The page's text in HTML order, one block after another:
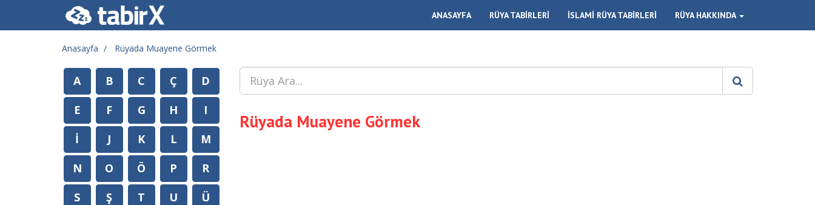
ANASAYFA RÜYA TABİRLERİ İSLAMİ RÜYA TABİRLERİ RÜYA HAKKINDA
Anasayfa Rüyada Muayene Görmek
Rüyada Muayene Görmek
A B C Ç
D
E
F G H
I
İ
J K L
M
N
O Ö P
R
S
Ş T U
Ü